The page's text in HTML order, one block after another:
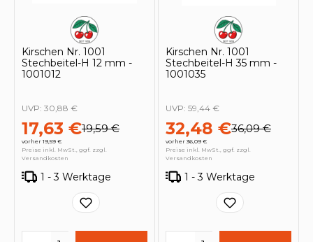
Kirschen Nr. 1001
Stechbeitel-H 12 mm -
1001012
17,63 €19,59 €
vorher 19,59 €
UVP: 30,88 €
Preise inkl. MwSt., ggf. zzgl.
Versandkosten
1 - 3 Werktage
Kirschen Nr. 1001
Stechbeitel-H 35 mm -
1001035
32,48 €36,09 €
vorher 36,09 €
UVP: 59,44 €
Preise inkl. MwSt., ggf. zzgl.
Versandkosten
1 - 3 Werktage